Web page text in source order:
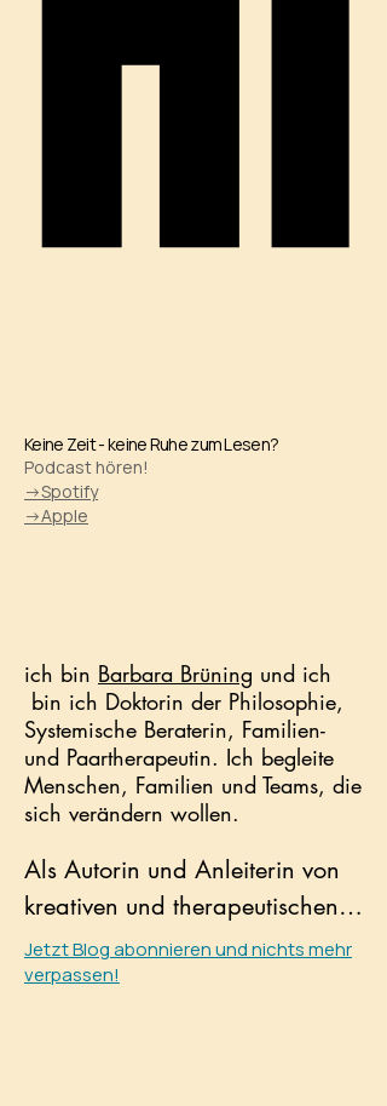
Keine Zeit - keine Ruhe zum Lesen?
Podcast hören!
->Spotify
->Apple
​ich bin Barbara Brüning und ich
bin ich Doktorin der Philosophie,
Systemische Beraterin, Familien-
und Paartherapeutin. Ich begleite
Menschen, Familien und Teams, die
sich verändern wollen.
Als Autorin und Anleiterin von
kreativen und therapeutischen
Schreibkursen entfessele ich die
kreative Kraft des Unbewussten,
Jetzt Blog abonnieren und nichts mehr
verpassen!